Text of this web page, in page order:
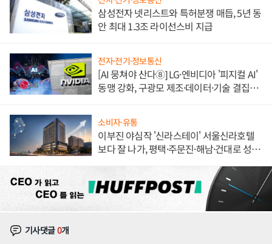
삼성전자 넷리스트와 특허분쟁 매듭, 5년 동
안 최대 1.3조 라이선스비 지급
전자·전기·정보통신
[AI 뭉쳐야 산다⑧] LG·엔비디아 '피지컬 AI'
동맹 강화, 구광모 제조·데이터·기술 결집
소비자·유통
이부진 야심작 '신라스테이' 서울신라호텔
보다 잘 나가, 평택·주문진·해남·건대로 성
기사댓글0개